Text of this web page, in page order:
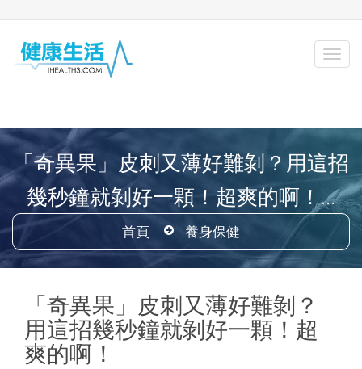
「奇異果」皮刺又薄好難剝？用這招
幾秒鐘就剝好一顆！超爽的啊！...
首頁 養身保健
「奇異果」皮刺又薄好難剝？
用這招幾秒鐘就剝好一顆！超
爽的啊！